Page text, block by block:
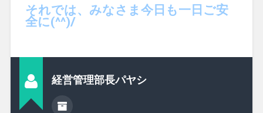
それでは、みなさま今日も一日ご安
全に(^^)/
経営管理部長パヤシ